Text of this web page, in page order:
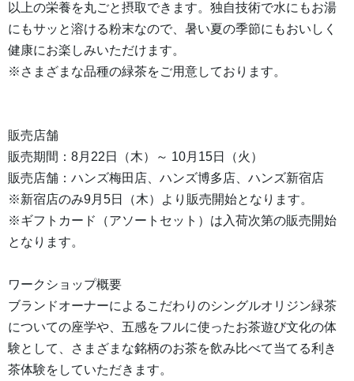
以上の栄養を丸ごと摂取できます。独自技術で水にもお湯
にもサッと溶ける粉末なので、暑い夏の季節にもおいしく
健康にお楽しみいただけます。
※さまざまな品種の緑茶をご用意しております。
販売店舗
販売期間：8月22日（木）～ 10月15日（火）
販売店舗：ハンズ梅田店、ハンズ博多店、ハンズ新宿店
※新宿店のみ9月5日（木）より販売開始となります。
※ギフトカード（アソートセット）は入荷次第の販売開始
となります。
ワークショップ概要
ブランドオーナーによるこだわりのシングルオリジン緑茶
についての座学や、五感をフルに使ったお茶遊び文化の体
験として、さまざまな銘柄のお茶を飲み比べて当てる利き
茶体験をしていただきます。